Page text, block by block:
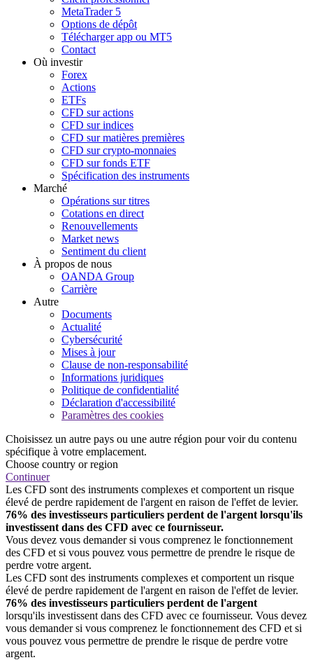
MetaTrader 5
Options de dépôt
Télécharger app ou MT5
Contact
Où investir
Forex
Actions
ETFs
CFD sur actions
CFD sur indices
CFD sur matières premières
CFD sur crypto-monnaies
CFD sur fonds ETF
Spécification des instruments
Marché
Opérations sur titres
Cotations en direct
Renouvellements
Market news
Sentiment du client
À propos de nous
OANDA Group
Carrière
Autre
Documents
Actualité
Cybersécurité
Mises à jour
Clause de non-responsabilité
Informations juridiques
Politique de confidentialité
Déclaration d'accessibilité
Paramètres des cookies
Choisissez un autre pays ou une autre région pour voir du contenu
spécifique à votre emplacement.
Choose country or region
Continuer
Les CFD sont des instruments complexes et comportent un risque
élevé de perdre rapidement de l'argent en raison de l'effet de levier.
76% des investisseurs particuliers perdent de l'argent lorsqu'ils
investissent dans des CFD avec ce fournisseur.
Vous devez vous demander si vous comprenez le fonctionnement
des CFD et si vous pouvez vous permettre de prendre le risque de
perdre votre argent.
Les CFD sont des instruments complexes et comportent un risque
élevé de perdre rapidement de l'argent en raison de l'effet de levier.
76% des investisseurs particuliers perdent de l'argent
lorsqu'ils investissent dans des CFD avec ce fournisseur. Vous devez
vous demander si vous comprenez le fonctionnement des CFD et si
vous pouvez vous permettre de prendre le risque de perdre votre
argent.